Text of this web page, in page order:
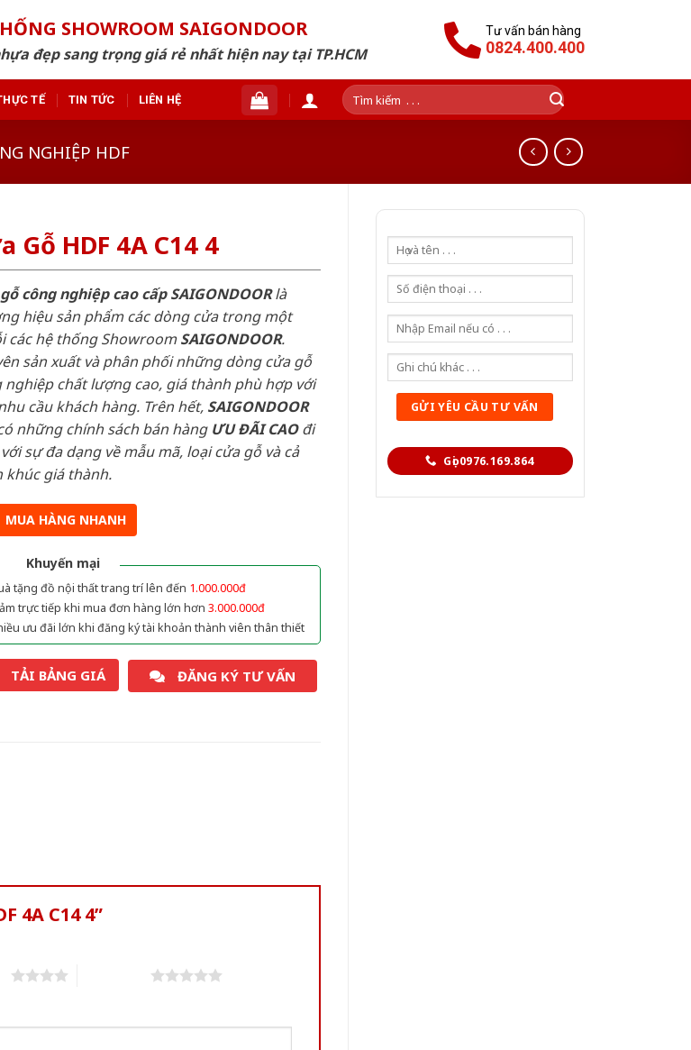
SHOWROOM SAIGONDOOR
đẹp sang trọng giá rẻ nhất hiện nay tại TP.HCM
Tư vấn bán hàng
0824.400.400
TẾ TIN TỨC LIÊN HỆ
Tìm
kiếm:
NGHIỆP HDF
Gọi 0976.169.864
Gỗ HDF 4A C14 4
công nghiệp cao cấp SAIGONDOORlà
hiệu sản phẩm các dòng cửa trong một
các hệ thống ShowroomSAIGONDOOR.
sản xuất và phân phối những dòng cửa gỗ
nghiệp chất lượng cao, giá thành phù hợp với
cầu khách hàng. Trên hết, SAIGONDOOR
những chính sách bán hàng ƯU ĐÃI CAOđi
sự đa dạng về mẫu mã, loại cửa gỗ và cả
khúc giá thành.
MUA HÀNG NHANH
Khuyến mại
tặng đồ nội thất trang trí lên đến 1.000.000đ
trực tiếp khi mua đơn hàng lớn hơn 3.000.000đ
ưu đãi lớn khi đăng ký tài khoản thành viên thân thiết
TẢI BẢNG GIÁ ĐĂNG KÝ TƯ VẤN
4A C14 4”